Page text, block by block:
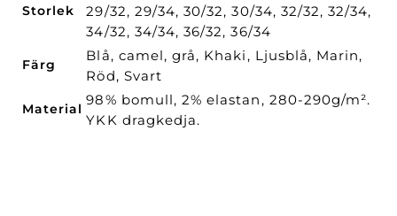
Storlek
29/32, 29/34, 30/32, 30/34, 32/32, 32/34,
34/32, 34/34, 36/32, 36/34
Färg
Blå, camel, grå, Khaki, Ljusblå, Marin,
Röd, Svart
Material
98% bomull, 2% elastan, 280-290g/m².
YKK dragkedja.